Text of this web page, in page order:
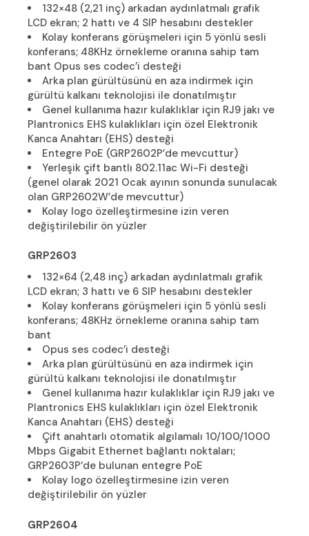
132×48 (2,21 inç) arkadan aydınlatmalı grafik
LCD ekran; 2 hattı ve 4 SIP hesabını destekler
Kolay konferans görüşmeleri için 5 yönlü sesli
konferans; 48KHz örnekleme oranına sahip tam
bant Opus ses codec’i desteği
Arka plan gürültüsünü en aza indirmek için
gürültü kalkanı teknolojisi ile donatılmıştır
Genel kullanıma hazır kulaklıklar için RJ9 jakı ve
Plantronics EHS kulaklıkları için özel Elektronik
Kanca Anahtarı (EHS) desteği
Entegre PoE (GRP2602P’de mevcuttur)
Yerleşik çift bantlı 802.11ac Wi-Fi desteği
(genel olarak 2021 Ocak ayının sonunda sunulacak
olan GRP2602W’de mevcuttur)
Kolay logo özelleştirmesine izin veren
değiştirilebilir ön yüzler
GRP2603
132×64 (2,48 inç) arkadan aydınlatmalı grafik
LCD ekran; 3 hattı ve 6 SIP hesabını destekler
Kolay konferans görüşmeleri için 5 yönlü sesli
konferans; 48KHz örnekleme oranına sahip tam
bant
Opus ses codec’i desteği
Arka plan gürültüsünü en aza indirmek için
gürültü kalkanı teknolojisi ile donatılmıştır
Genel kullanıma hazır kulaklıklar için RJ9 jakı ve
Plantronics EHS kulaklıkları için özel Elektronik
Kanca Anahtarı (EHS) desteği
Çift anahtarlı otomatik algılamalı 10/100/1000
Mbps Gigabit Ethernet bağlantı noktaları;
GRP2603P’de bulunan entegre PoE
Kolay logo özelleştirmesine izin veren
değiştirilebilir ön yüzler
GRP2604